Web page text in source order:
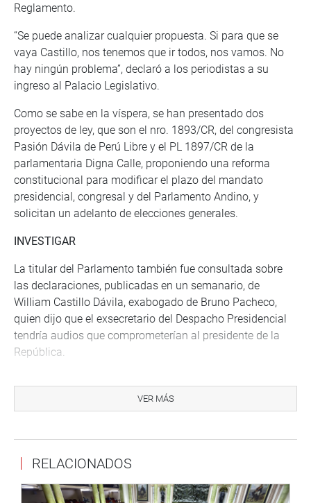
Reglamento.
“Se puede analizar cualquier propuesta. Si para que se
vaya Castillo, nos tenemos que ir todos, nos vamos. No
hay ningún problema”, declaró a los periodistas a su
ingreso al Palacio Legislativo.
Como se sabe en la víspera, se han presentado dos
proyectos de ley, que son el nro. 1893/CR, del congresista
Pasión Dávila de Perú Libre y el PL 1897/CR de la
parlamentaria Digna Calle, proponiendo una reforma
constitucional para modificar el plazo del mandato
presidencial, congresal y del Parlamento Andino, y
solicitan un adelanto de elecciones generales.
INVESTIGAR
La titular del Parlamento también fue consultada sobre
las declaraciones, publicadas en un semanario, de
William Castillo Dávila, exabogado de Bruno Pacheco,
quien dijo que el exsecretario del Despacho Presidencial
tendría audios que comprometerían al presidente de la
República.
instituciones correspondientes (…) Transparencia es lo
más importante y es lo que pide el Perú”, puntualizó.
OFICINA DE COMUNICACIONES
VER MÁS
RELACIONADOS